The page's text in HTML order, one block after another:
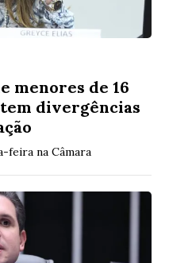
menores de 16
divergências
feira na Câmara